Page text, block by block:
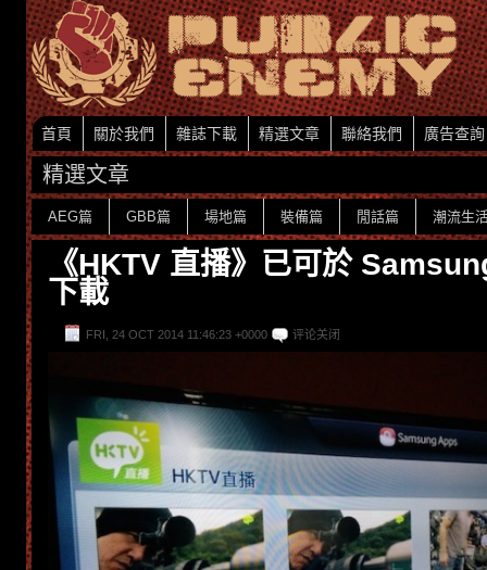
首頁 關於我們 雜誌下載 精選文章 聯絡我們 廣告查詢
精選文章
AEG篇 GBB篇 場地篇 裝備篇 閒話篇 潮流生
《HKTV 直播》已可於
下載
FRI, 24 OCT 2014 11:46:23 +0000 评论关闭